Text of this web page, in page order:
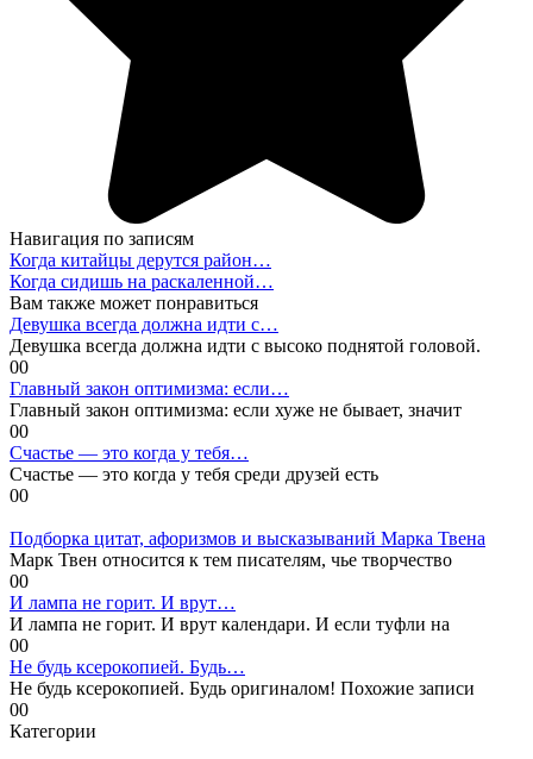
Навигация по записям
Когда китайцы дерутся район…
Когда сидишь на раскаленной…
Вам также может понравиться
Девушка всегда должна идти с…
Девушка всегда должна идти с высоко поднятой головой.
00
Главный закон оптимизма: если…
Главный закон оптимизма: если хуже не бывает, значит
00
Счастье — это когда у тебя…
Счастье — это когда у тебя среди друзей есть
00
Подборка цитат, афоризмов и высказываний Марка Твена
Марк Твен относится к тем писателям, чье творчество
00
И лампа не горит. И врут…
И лампа не горит. И врут календари. И если туфли на
00
Не будь ксерокопией. Будь…
Не будь ксерокопией. Будь оригиналом! Похожие записи
00
Категории